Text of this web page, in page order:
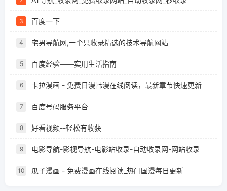
3 百度一下
4 宅男导航网,一个只收录精选的技术导航网站
5 百度经验——实用生活指南
6 卡拉漫画 - 免费日漫韩漫在线阅读，最新章节快速更新
7 百度号码服务平台
8 好看视频--轻松有收获
9 电影导航-影视导航-电影站收录-自动收录网-网站收录
10 瓜子漫画 - 免费漫画在线阅读_热门国漫每日更新